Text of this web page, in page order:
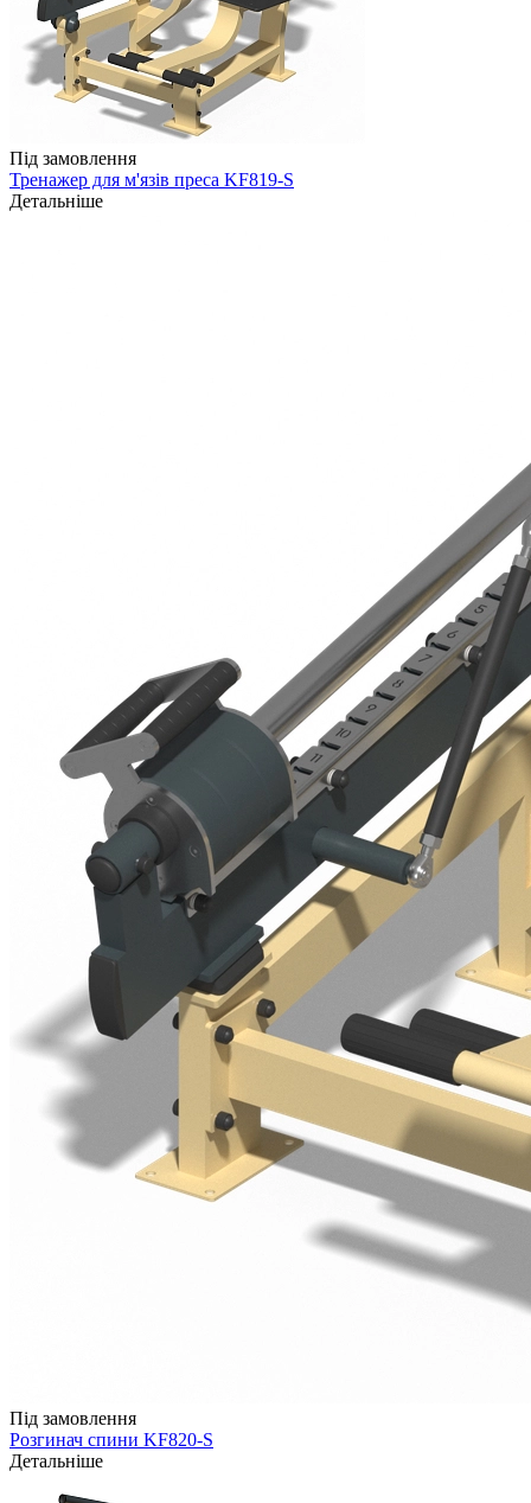
Під замовлення
Тренажер для м'язів преса KF819-S
Детальніше
Під замовлення
Розгинач спини KF820-S
Детальніше